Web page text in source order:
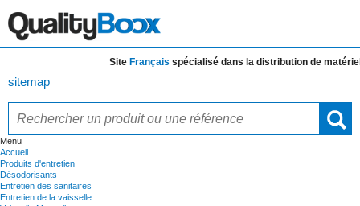
SiteFrançaisspécialisé dans la distribution dematériels
sitemap
Menu
Accueil
Produits d'entretien
Désodorisants
Entretien des sanitaires
Entretien de la vaisselle